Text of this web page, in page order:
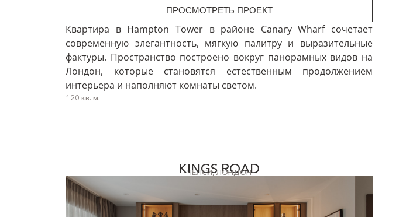
ПРОСМОТРЕТЬ ПРОЕКТ
Квартира в Hampton Tower в районе Canary Wharf сочетает
современную элегантность, мягкую палитру и выразительные
фактуры. Пространство построено вокруг панорамных видов на
Лондон, которые становятся естественным продолжением
интерьера и наполняют комнаты светом.
120 кв. м.
KINGS ROAD
ЧЕЛСИ, ЛОНДОН